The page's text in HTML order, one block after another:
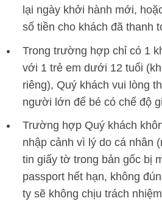
lại ngày khởi hành mới,
số tiền cho khách đã thanh
Trong trường hợp chỉ có 1
với 1 trẻ em dưới 12 tuổi
riêng), Quý khách vui lòng
người lớn để bé có chế độ
Trường hợp Quý khách
nhập cảnh vì lý do cá nhân
tin giấy tờ trong bản gốc bị
passport hết hạn, không
ty sẽ không chịu trách